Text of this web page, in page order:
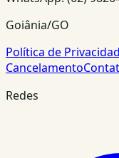
Goiânia/GO
Política de
Cancelamento
Redes